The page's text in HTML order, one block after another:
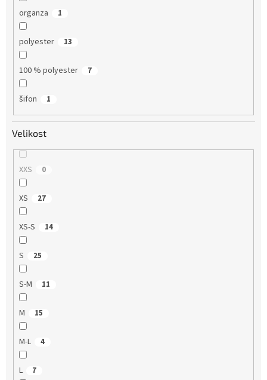
organza 1
polyester 13
100 % polyester 7
šifon 1
Velikost
XXS 0
XS 27
XS-S 14
S 25
S-M 11
M 15
M-L 4
L 7